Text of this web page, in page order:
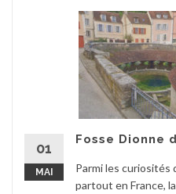
01
MAI
Fosse Dionne
Parmi les
partout en France,